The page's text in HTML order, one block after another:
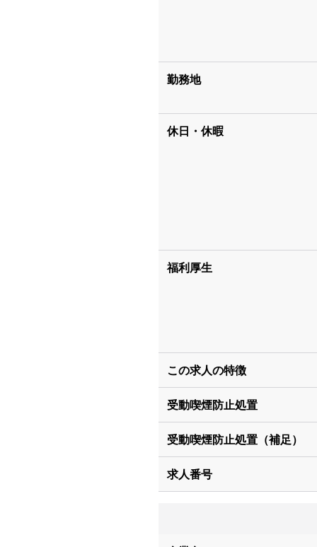
勤務地
休日・休暇
福利厚生
この求人の特徴
受動喫煙防止処置
受動喫煙防止処置（補足）
求人番号